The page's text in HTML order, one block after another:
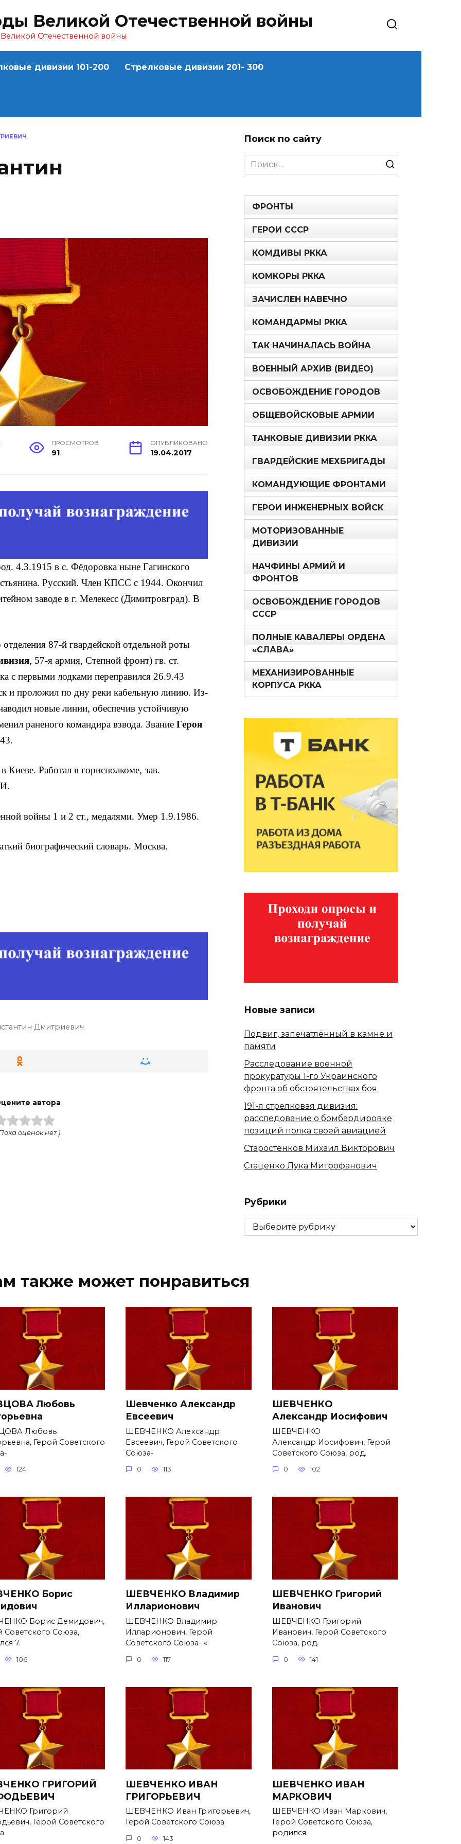
Великой Отечественной войны
Отечественной войны
дивизии 101-200 Стрелковые дивизии 201- 300
ПРОСМОТРОВ
91
ОПУБЛИКОВАНО
19.04.2017
4.3.1915 в с. Фёдоровка ныне Гагинского
Русский. Член КПСС с 1944. Окончил
заводе в г. Мелекесс (Димитровград). В
87-й гвардейской отдельной роты
, 57-я армия, Степной фронт) гв. ст.
с первыми лодками переправился 26.9.43
и проложил по дну реки кабельную линию. Из-
новые линии, обес­печив устойчивую
раненого командира взвода. Звание Героя
Киеве. Работал в горисполкоме, зав.
войны 1 и 2 ст., медалями. Умер 1.9.1986.
биографический словарь. Москва.
Дмитриевич
автора
оценок нет )
Поиск по сайту
Search
for:
ФРОНТЫ
ГЕРОИ СССР
КОМДИВЫ РККА
КОМКОРЫ РККА
ЗАЧИСЛЕН НАВЕЧНО
КОМАНДАРМЫ РККА
ТАК НАЧИНАЛАСЬ ВОЙНА
ВОЕННЫЙ АРХИВ (ВИДЕО)
ОСВОБОЖДЕНИЕ ГОРОДОВ
ОБЩЕВОЙСКОВЫЕ АРМИИ
ТАНКОВЫЕ ДИВИЗИИ РККА
ГВАРДЕЙСКИЕ МЕХБРИГАДЫ
КОМАНДУЮЩИЕ ФРОНТАМИ
ГЕРОИ ИНЖЕНЕРНЫХ ВОЙСК
МОТОРИЗОВАННЫЕ
ДИВИЗИИ
НАЧФИНЫ АРМИЙ И
ФРОНТОВ
ОСВОБОЖДЕНИЕ ГОРОДОВ
СССР
ПОЛНЫЕ КАВАЛЕРЫ ОРДЕНА
«СЛАВА»
МЕХАНИЗИРОВАННЫЕ
КОРПУСА РККА
Новые записи
Подвиг, запечатлённый в камне и
памяти
Расследование военной
прокуратуры 1-го Украинского
фронта об обстоятельствах боя
191-я стрелковая дивизия:
расследование о бомбардировке
позиций полка своей авиацией
Старостенков Михаил Викторович
Стаценко Лука Митрофанович
Рубрики
Рубрики
также может понравиться
Любовь
Любовь
Герой Советского
124
Шевченко Александр
Евсеевич
ШЕВЧЕНКО Александр
Евсеевич, Герой Советского
Союза-
0 113
ШЕВЧЕНКО
Александр Иосифович
ШЕВЧЕНКО
Александр Иосифович, Герой
Советского Союза, род.
0 102
Борис
Борис Демидович,
Советского Союза,
7.
106
ШЕВЧЕНКО Владимир
Илларионович
ШЕВЧЕНКО Владимир
Илларионович, Герой
Советского Союза- «
0 117
ШЕВЧЕНКО Григорий
Иванович
ШЕВЧЕНКО Григорий
Иванович, Герой Советского
Союза, род.
0 141
ГРИГОРИЙ
Григорий
Герой Советского
ШЕВЧЕНКО ИВАН
ГРИГОРЬЕВИЧ
ШЕВЧЕНКО Иван Григорьевич,
Герой Советского Союза
0 143
ШЕВЧЕНКО ИВАН
МАРКОВИЧ
ШЕВЧЕНКО Иван Маркович,
Герой Советского Союза,
родился